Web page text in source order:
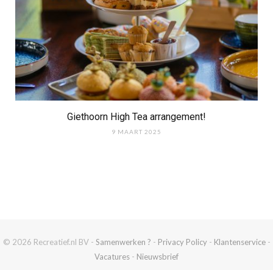
Giethoorn High Tea arrangement!
9 MAART 2025
© 2026 Recreatief.nl BV - Samenwerken ? - Privacy Policy- Klantenservice-
Vacatures - Nieuwsbrief